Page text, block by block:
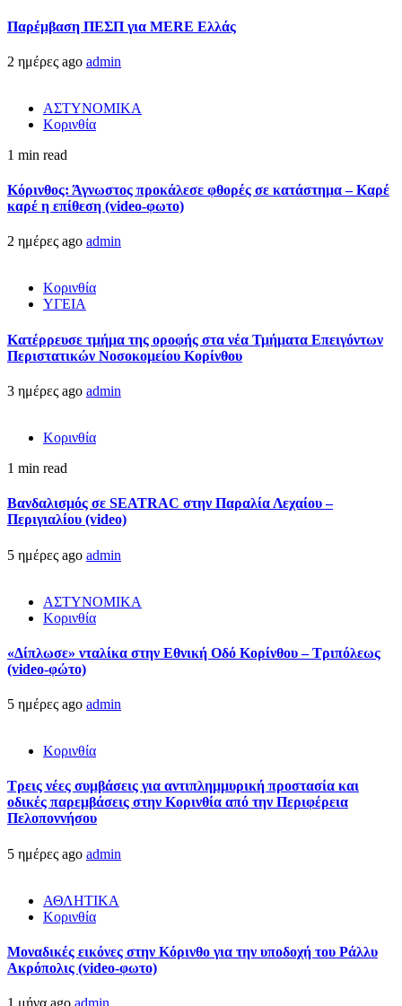
Παρέμβαση ΠΕΣΠ για MERE Ελλάς
2 ημέρες ago admin
ΑΣΤΥΝΟΜΙΚΑ
Κορινθία
1 min read
Κόρινθος: Άγνωστος προκάλεσε φθορές σε κατάστημα – Καρέ
καρέ η επίθεση (video-φωτο)
2 ημέρες ago admin
Κορινθία
ΥΓΕΙΑ
Kατέρρευσε τμήμα της οροφής στα νέα Τμήματα Επειγόντων
Περιστατικών Νοσοκομείου Κορίνθου
3 ημέρες ago admin
Κορινθία
1 min read
Βανδαλισμός σε SEATRAC στην Παραλία Λεχαίου –
Περιγιαλίου (video)
5 ημέρες ago admin
ΑΣΤΥΝΟΜΙΚΑ
Κορινθία
«Δίπλωσε» νταλίκα στην Εθνική Oδό Κορίνθου – Τριπόλεως
(video-φώτο)
5 ημέρες ago admin
Κορινθία
Τρεις νέες συμβάσεις για αντιπλημμυρική προστασία και
οδικές παρεμβάσεις στην Κορινθία από την Περιφέρεια
Πελοποννήσου
5 ημέρες ago admin
ΑΘΛΗΤΙΚΑ
Κορινθία
Μοναδικές εικόνες στην Κόρινθο για την υποδοχή του Ράλλυ
Ακρόπολις (video-φωτο)